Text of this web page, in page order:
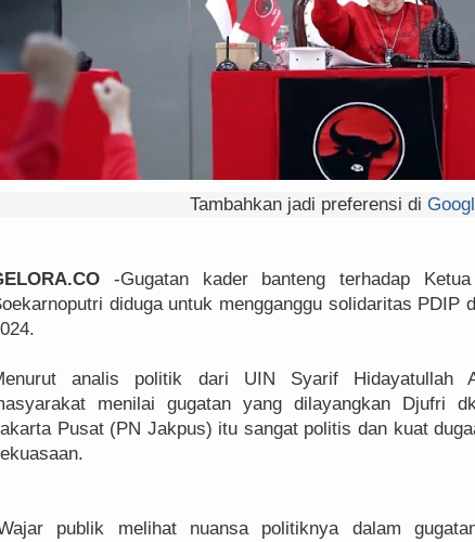
Tambahkan jadi preferensi di
-Gugatan kader banteng terhadap
diduga untuk mengganggu solidaritas PDIP
analis politik dari UIN Syarif Hidayatullah
menilai gugatan yang dilayangkan Djufri
Pusat (PN Jakpus) itu sangat politis dan kuat
publik melihat nuansa politiknya dalam